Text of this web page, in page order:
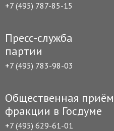
+7 (495) 787-85-15
Пресс-служба
партии
+7 (495) 783-98-03
Общественная
фракции в Госдуме
+7 (495) 629-61-01